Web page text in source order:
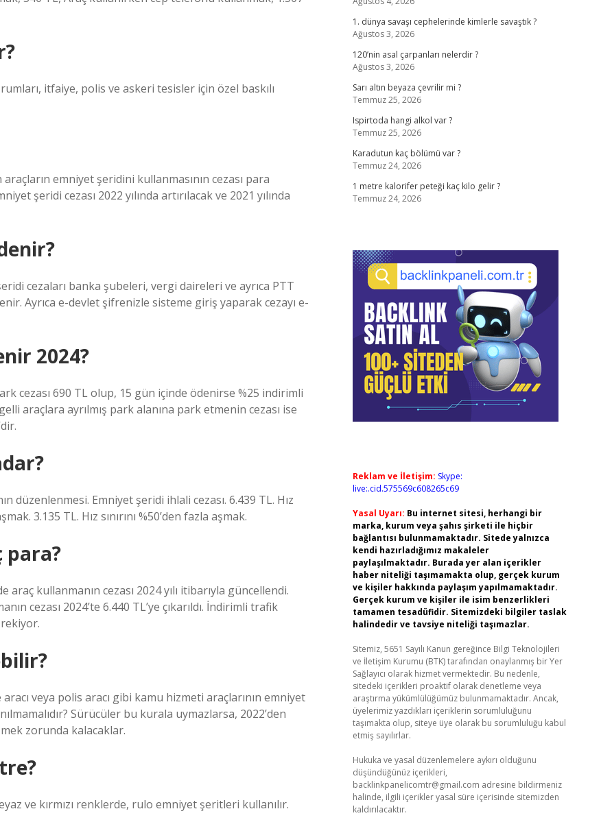
itfaiye, polis ve askeri tesisler için özel baskılı
emniyet şeridini kullanmasının cezası para
şeridi cezası 2022 yılında artırılacak ve 2021 yılında
cezaları banka şubeleri, vergi daireleri ve ayrıca PTT
Ayrıca e-devlet şifrenizle sisteme giriş yaparak cezayı e-
2024?
cezası 690 TL olup, 15 gün içinde ödenirse %25 indirimli
araçlara ayrılmış park alanına park etmenin cezası ise
düzenlenmesi. Emniyet şeridi ihlali cezası. 6.439 TL. Hız
3.135 TL. Hız sınırını %50’den fazla aşmak.
para?
kullanmanın cezası 2024 yılı itibarıyla güncellendi.
cezası 2024’te 6.440 TL’ye çıkarıldı. İndirimli trafik
veya polis aracı gibi kamu hizmeti araçlarının emniyet
Sürücüler bu kurala uymazlarsa, 2022’den
zorunda kalacaklar.
ve kırmızı renklerde, rulo emniyet şeritleri kullanılır.
1. dünya savaşı cephelerinde kimlerle savaştık ?
Ağustos 3, 2026
120’nin asal çarpanları nelerdir ?
Ağustos 3, 2026
Sarı altın beyaza çevrilir mi ?
Temmuz 25, 2026
Ispirtoda hangi alkol var ?
Temmuz 25, 2026
Karadutun kaç bölümü var ?
Temmuz 24, 2026
1 metre kalorifer peteği kaç kilo gelir ?
Temmuz 24, 2026
Reklam ve İletişim: Skype:
live:.cid.575569c608265c69
Yasal Uyarı: Bu internet sitesi, herhangi bir
marka, kurum veya şahıs şirketi ile hiçbir
bağlantısı bulunmamaktadır. Sitede yalnızca
kendi hazırladığımız makaleler
paylaşılmaktadır. Burada yer alan içerikler
haber niteliği taşımamakta olup, gerçek kurum
ve kişiler hakkında paylaşım yapılmamaktadır.
Gerçek kurum ve kişiler ile isim benzerlikleri
tamamen tesadüfidir. Sitemizdeki bilgiler taslak
halindedir ve tavsiye niteliği taşımazlar.
Sitemiz, 5651 Sayılı Kanun gereğince Bilgi Teknolojileri
ve İletişim Kurumu (BTK) tarafından onaylanmış bir Yer
Sağlayıcı olarak hizmet vermektedir. Bu nedenle,
sitedeki içerikleri proaktif olarak denetleme veya
araştırma yükümlülüğümüz bulunmamaktadır. Ancak,
üyelerimiz yazdıkları içeriklerin sorumluluğunu
taşımakta olup, siteye üye olarak bu sorumluluğu kabul
etmiş sayılırlar.
Hukuka ve yasal düzenlemelere aykırı olduğunu
düşündüğünüz içerikleri,
backlinkpanelicomtr@gmail.com adresine bildirmeniz
halinde, ilgili içerikler yasal süre içerisinde sitemizden
kaldırılacaktır.